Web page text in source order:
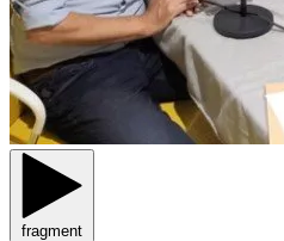
fragment